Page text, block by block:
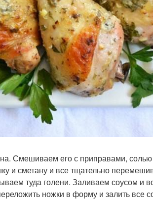
Смешиваем его с приправами,
и сметану и все тщательно
туда голени. Заливаем соусом и
ножки в форму и залить все